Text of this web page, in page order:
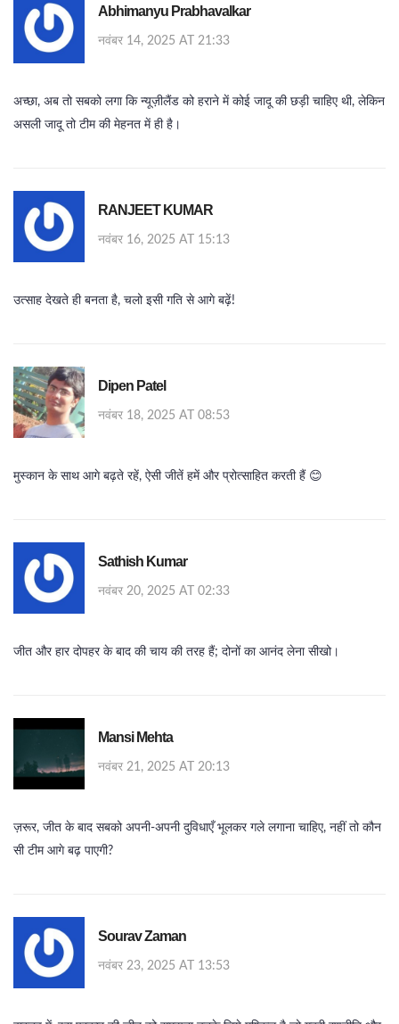
Abhimanyu Prabhavalkar
नवंबर 14, 2025 AT 21:33
अच्छा, अब तो सबको लगा कि न्यूज़ीलैंड को हराने में कोई जादू की छड़ी चाहिए थी, लेकिन
असली जादू तो टीम की मेहनत में ही है।
RANJEET KUMAR
नवंबर 16, 2025 AT 15:13
उत्साह देखते ही बनता है, चलो इसी गति से आगे बढ़ें!
Dipen Patel
नवंबर 18, 2025 AT 08:53
मुस्कान के साथ आगे बढ़ते रहें, ऐसी जीतें हमें और प्रोत्साहित करती हैं 😊
Sathish Kumar
नवंबर 20, 2025 AT 02:33
जीत और हार दोपहर के बाद की चाय की तरह हैं; दोनों का आनंद लेना सीखो।
Mansi Mehta
नवंबर 21, 2025 AT 20:13
ज़रूर, जीत के बाद सबको अपनी-अपनी दुविधाएँ भूलकर गले लगाना चाहिए, नहीं तो कौन
सी टीम आगे बढ़ पाएगी?
Sourav Zaman
नवंबर 23, 2025 AT 13:53